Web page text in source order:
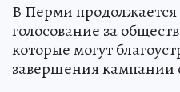
В Перми продолжается
голосование за
которые могут
завершения кампании